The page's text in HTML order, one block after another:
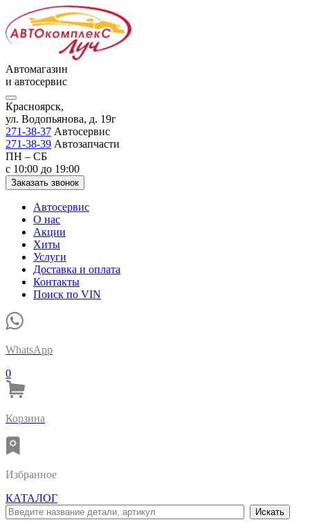
Автомагазин
и автосервис
Красноярск,
ул. Водопьянова, д. 19г
271-38-37 Автосервис
271-38-39 Автозапчасти
ПН – СБ
с 10:00 до 19:00
Заказать звонок
Автосервис
О нас
Акции
Хиты
Услуги
Доставка и оплата
Контакты
Поиск по VIN
WhatsApp
0
Корзина
Избранное
КАТАЛОГ